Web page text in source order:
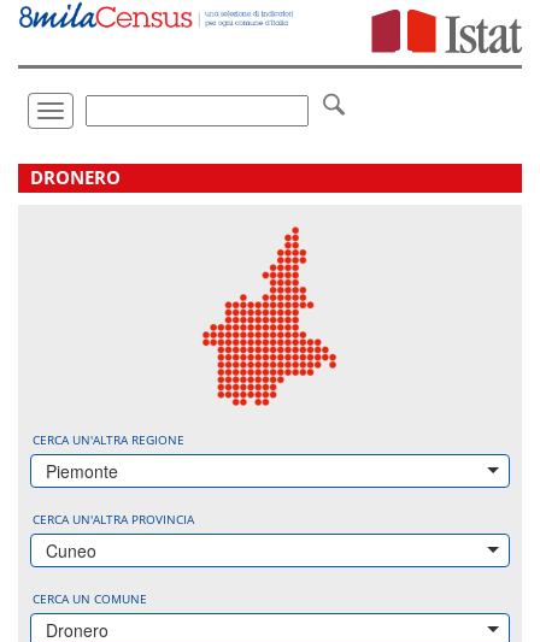
Vai
direttamente
Toggle
navigation
.
DRONERO
CERCA UN'ALTRA REGIONE
Piemonte
CERCA UN'ALTRA PROVINCIA
Cuneo
CERCA UN COMUNE
Dronero